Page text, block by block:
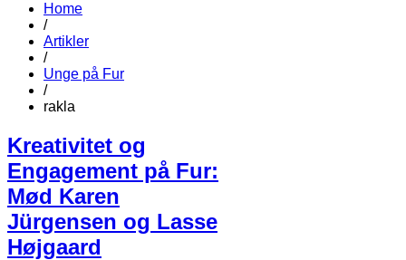
Home
/
Artikler
/
Unge på Fur
/
rakla
Kreativitet og
Engagement på Fur:
Mød Karen
Jürgensen og Lasse
Højgaard